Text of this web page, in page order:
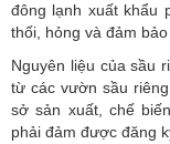
đông lạnh xuất khẩu
thối, hỏng và đảm
Nguyên liệu của sầu
từ các vườn sầu
sở sản xuất, chế
phải đảm được đăng